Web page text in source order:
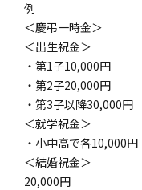
例
＜慶弔一時金＞
＜出生祝金＞
・第1子10,000円
・第2子20,000円
・第3子以降30,000円
＜就学祝金＞
・小中高で各10,000円
＜結婚祝金＞
20,000円